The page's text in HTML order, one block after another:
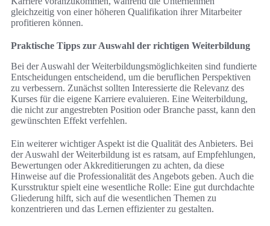
gleichzeitig von einer höheren Qualifikation ihrer Mitarbeiter
profitieren können.
Praktische Tipps zur Auswahl der richtigen Weiterbildung
Bei der Auswahl der Weiterbildungsmöglichkeiten sind fundierte
Entscheidungen entscheidend, um die beruflichen Perspektiven
zu verbessern. Zunächst sollten Interessierte die Relevanz des
Kurses für die eigene Karriere evaluieren. Eine Weiterbildung,
die nicht zur angestrebten Position oder Branche passt, kann den
gewünschten Effekt verfehlen.
Ein weiterer wichtiger Aspekt ist die Qualität des Anbieters. Bei
der Auswahl der Weiterbildung ist es ratsam, auf Empfehlungen,
Bewertungen oder Akkreditierungen zu achten, da diese
Hinweise auf die Professionalität des Angebots geben. Auch die
Kursstruktur spielt eine wesentliche Rolle: Eine gut durchdachte
Gliederung hilft, sich auf die wesentlichen Themen zu
konzentrieren und das Lernen effizienter zu gestalten.